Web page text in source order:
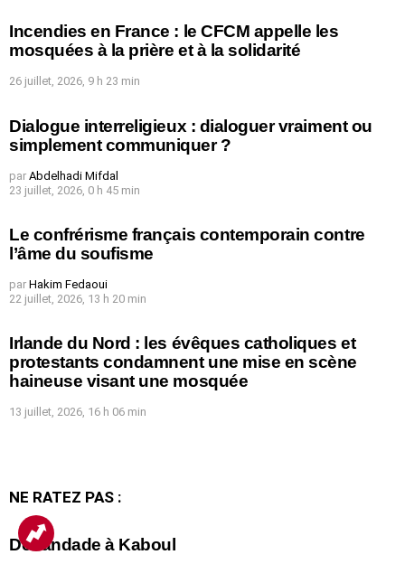
Incendies en France : le CFCM appelle les
mosquées à la prière et à la solidarité
26 juillet, 2026, 9 h 23 min
Dialogue interreligieux : dialoguer vraiment ou
simplement communiquer ?
par Abdelhadi Mifdal
23 juillet, 2026, 0 h 45 min
Le confrérisme français contemporain contre
l’âme du soufisme
par Hakim Fedaoui
22 juillet, 2026, 13 h 20 min
Irlande du Nord : les évêques catholiques et
protestants condamnent une mise en scène
haineuse visant une mosquée
13 juillet, 2026, 16 h 06 min
NE RATEZ PAS :
Débandade à Kaboul